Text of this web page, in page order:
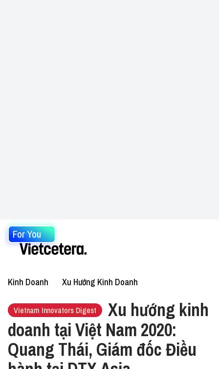
For You
Kinh Doanh Xu Hướng Kinh Doanh
Vietnam Innovators Digest
Xu hướng kinh
doanh tại Việt Nam 2020:
Quang Thái, Giám đốc Điều